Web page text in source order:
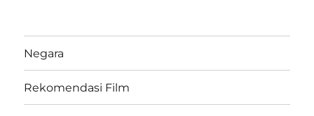
Negara
Rekomendasi Film